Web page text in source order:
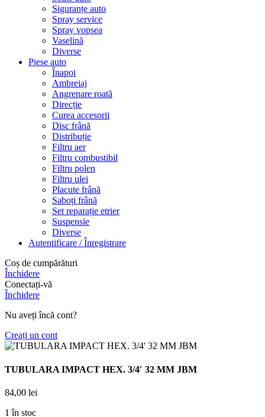
Siguranțe auto
Spray service
Spray vopsea
Vaselină
Diverse
Piese auto
Înapoi
Ambreiaj
Angrenare roată
Direcție
Curea accesorii
Disc frână
Distribuție
Filtru aer
Filtru combustibil
Filtru polen
Filtru ulei
Placute frână
Saboți frână
Set reparație etrier
Suspensie
Diverse
Autentificare / Înregistrare
Coș de cumpărături
Închidere
Conectați-vă
Închidere
Nu aveți încă cont?
Creați un cont
TUBULARA IMPACT HEX. 3/4′ 32 MM JBM
84,00 lei
1 în stoc